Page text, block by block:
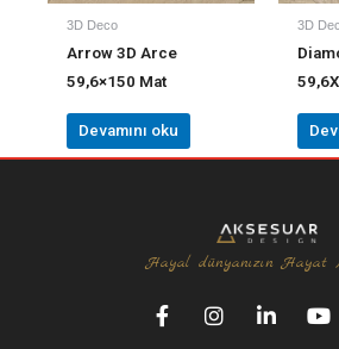
3D Deco
Arrow 3D Arce
59,6×150 Mat
Devamını oku
3D
Hayal dünyanızın Hayat
F
a
I
L
Y